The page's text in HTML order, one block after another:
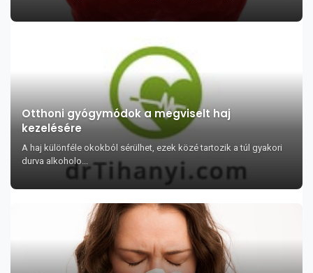
Otthoni gyógymódok a megviselt haj
kezelésére
A haj különféle okokból sérülhet, ezek közé tartozik a túl gyakori
durva alkoholo...